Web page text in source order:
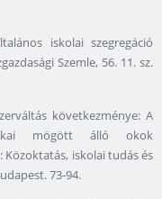
iskolai szegregáció
Szemle, 56. 11. sz.
következménye: A
mögött álló okok
Közoktatás, iskolai tudás és
73-94.